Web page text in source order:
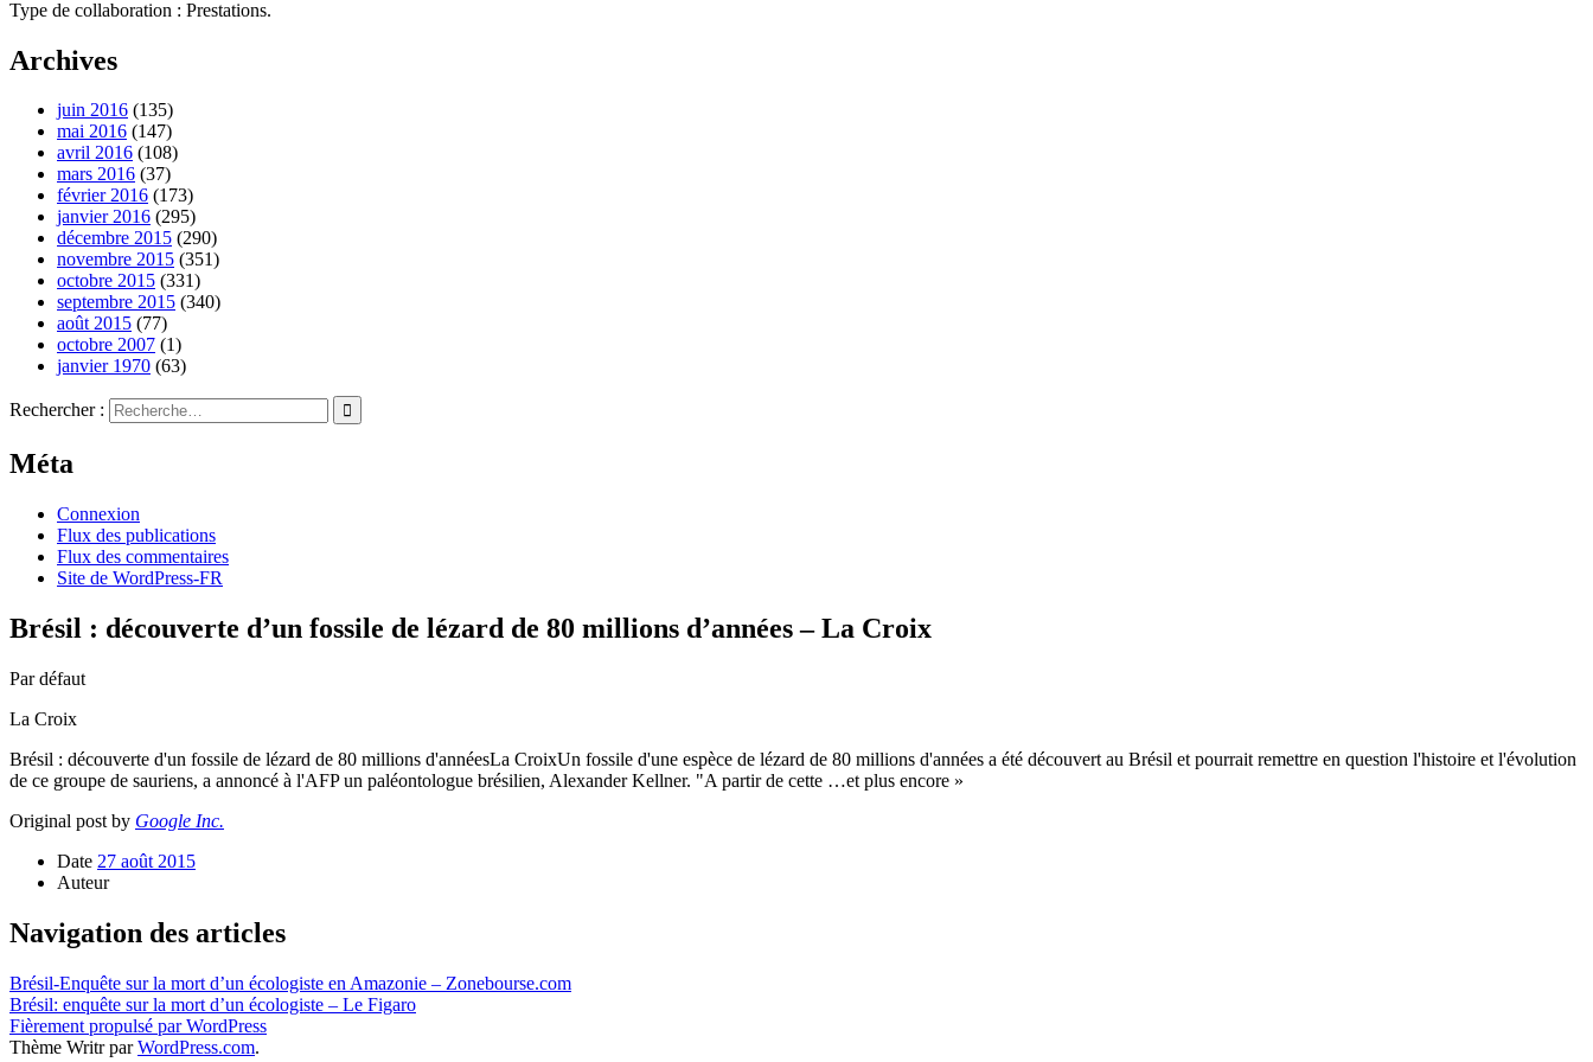
Type de collaboration : Prestations.
Archives
juin 2016 (135)
mai 2016 (147)
avril 2016 (108)
mars 2016 (37)
février 2016 (173)
janvier 2016 (295)
décembre 2015 (290)
novembre 2015 (351)
octobre 2015 (331)
septembre 2015 (340)
août 2015 (77)
octobre 2007 (1)
janvier 1970 (63)
Rechercher :
Méta
Connexion
Flux des publications
Flux des commentaires
Site de WordPress-FR
Brésil : découverte d’un fossile de lézard de 80 millions d’années – La Croix
Par défaut
La Croix
Brésil : découverte d'un fossile de lézard de 80 millions d'annéesLa CroixUn fossile d'une espèce de lézard de 80 millions d'années a été découvert au Brésil et pourrait remettre en question l'histoire et l'évolution
de ce groupe de sauriens, a annoncé à l'AFP un paléontologue brésilien, Alexander Kellner. "A partir de cette …et plus encore »
Original post by Google Inc.
Date 27 août 2015
Auteur
Navigation des articles
Brésil-Enquête sur la mort d’un écologiste en Amazonie – Zonebourse.com
Brésil: enquête sur la mort d’un écologiste – Le Figaro
Fièrement propulsé par WordPress
Thème Writr parWordPress.com.